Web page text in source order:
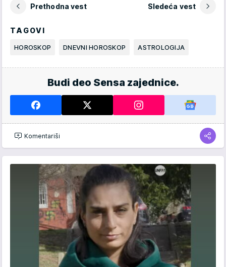
Prethodna vest Sledeća vest
TAGOVI
HOROSKOP DNEVNI HOROSKOP ASTROLOGIJA
Budi deo Sensa zajednice.
Komentariši